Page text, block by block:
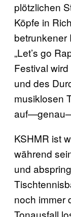
plötzlichen
Köpfe in
betrunkener
„Let’s go
Festival
und des
musiklosen
KSHMR ist
während
und
noch immer